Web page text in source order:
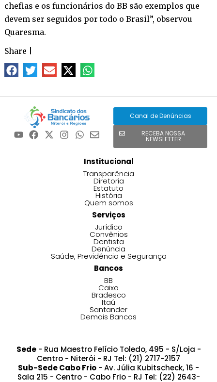
chefias e os funcionários do BB são exemplos que
devem ser seguidos por todo o Brasil”, observou
Quaresma.
Share
Canal de Denúncias
RECEBA NOSSA
NEWSLETTER
Institucional
Transparência
Diretoria
Estatuto
História
Quem somos
Serviços
Jurídico
Convênios
Dentista
Denúncia
Saúde, Previdência e Segurança
Bancos
BB
Caixa
Bradesco
Itaú
Santander
Demais Bancos
Sede- Rua Maestro Felício Toledo, 495 - S/Loja -
Centro - Niterói - RJ Tel: (21) 2717-2157
Sub-Sede Cabo Frio - Av. Júlia Kubitscheck, 16 -
Sala 215 - Centro - Cabo Frio - RJ Tel: (22) 2643-